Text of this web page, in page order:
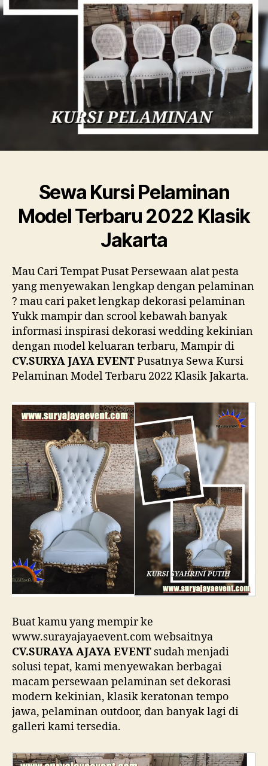
Sewa Kursi Pelaminan
Model Terbaru 2022 Klasik
Jakarta
Mau Cari Tempat Pusat Persewaan alat pesta
yang menyewakan lengkap dengan pelaminan
? mau cari paket lengkap dekorasi pelaminan
Yukk mampir dan scrool kebawah banyak
informasi inspirasi dekorasi wedding kekinian
dengan model keluaran terbaru, Mampir di
CV.SURYA JAYA EVENTPusatnya Sewa Kursi
Pelaminan Model Terbaru 2022 Klasik Jakarta.
Buat kamu yang mempir ke
www.surayajayaevent.com websaitnya
CV.SURAYA AJAYA EVENT sudah menjadi
solusi tepat, kami menyewakan berbagai
macam persewaan pelaminan set dekorasi
modern kekinian, klasik keratonan tempo
jawa, pelaminan outdoor, dan banyak lagi di
galleri kami tersedia.